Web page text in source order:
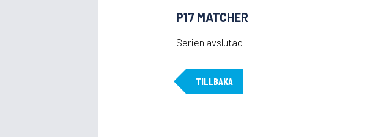
P17 MATCHER
Serien avslutad
TILLBAKA